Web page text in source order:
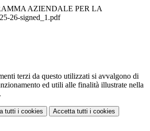
AZIENDALE PER LA
26-signed_1.pdf
terzi da questo utilizzati si avvalgono di
ed utili alle finalità illustrate nella
.
tutti i cookies Accetta tutti i cookies